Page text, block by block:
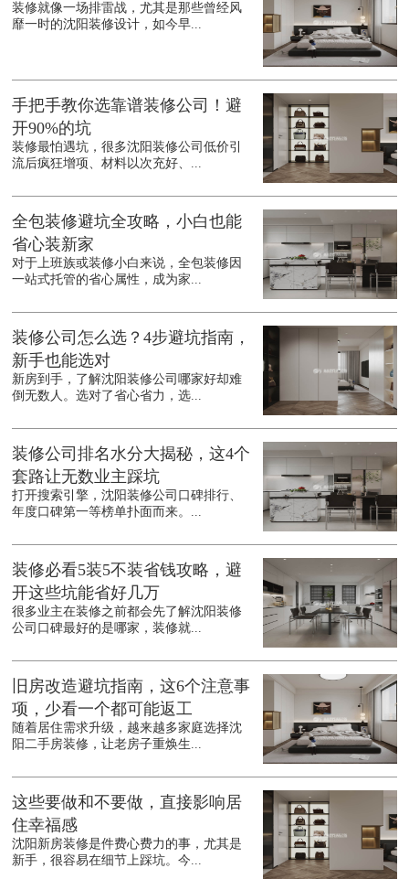
装修就像一场排雷战，尤其是那些曾经风
靡一时的沈阳装修设计，如今早...
手把手教你选靠谱装修公司！避
开90%的坑
装修最怕遇坑，很多沈阳装修公司低价引
流后疯狂增项、材料以次充好、...
全包装修避坑全攻略，小白也能
省心装新家
对于上班族或装修小白来说，全包装修因
一站式托管的省心属性，成为家...
装修公司怎么选？4步避坑指南，
新手也能选对
新房到手，了解沈阳装修公司哪家好却难
倒无数人。选对了省心省力，选...
装修公司排名水分大揭秘，这4个
套路让无数业主踩坑
打开搜索引擎，沈阳装修公司口碑排行、
年度口碑第一等榜单扑面而来。...
装修必看5装5不装省钱攻略，避
开这些坑能省好几万
很多业主在装修之前都会先了解沈阳装修
公司口碑最好的是哪家，装修就...
旧房改造避坑指南，这6个注意事
项，少看一个都可能返工
随着居住需求升级，越来越多家庭选择沈
阳二手房装修，让老房子重焕生...
这些要做和不要做，直接影响居
住幸福感
沈阳新房装修是件费心费力的事，尤其是
新手，很容易在细节上踩坑。今...